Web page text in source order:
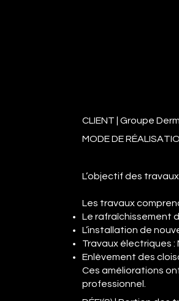
CLIENT | Groupe
MODE DE
L’objectif des
Les travaux
Le rafraîchissement
L’installation de
Travaux électriques
Enlèvement des
Ces améliorations
professionnel.